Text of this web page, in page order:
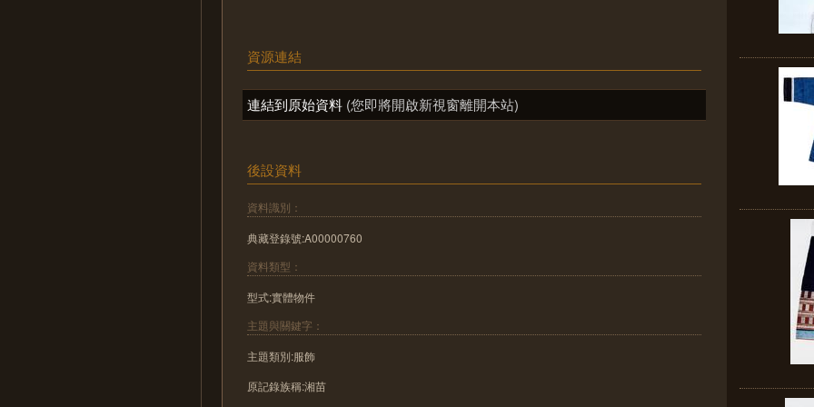
資源連結
連結到原始資料 (您即將開啟新視窗離開本站)
後設資料
資料識別：
典藏登錄號:A00000760
資料類型：
型式:實體物件
主題與關鍵字：
主題類別:服飾
原記錄族稱:湘苗